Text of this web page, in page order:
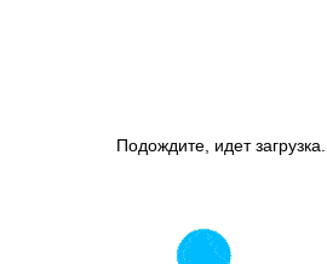
Подождите, идет загрузка...